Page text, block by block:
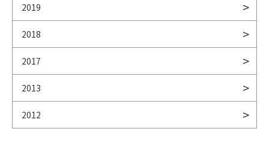
2019
2018
2017
2013
2012